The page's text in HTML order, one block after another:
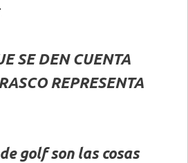
SE DEN CUENTA
REPRESENTA
golf son las cosas